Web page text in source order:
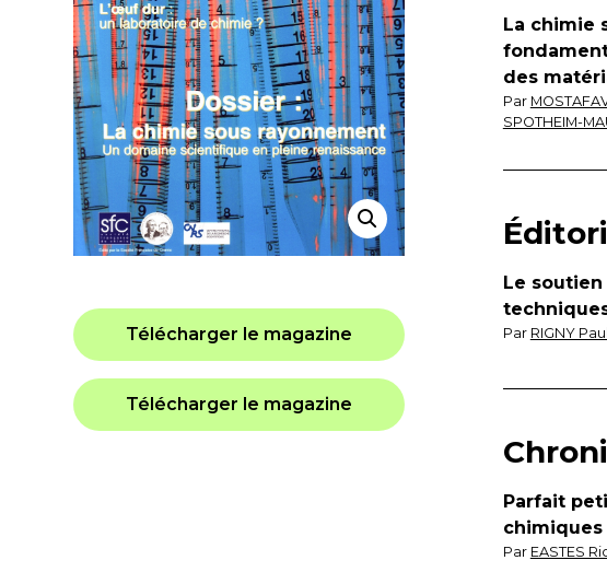
Télécharger le magazine
Télécharger le magazine
La chimie
des
Par
SPOTHEIM-
Le
Par RIGNY Paul
Parfait
chimiques
Par EASTES